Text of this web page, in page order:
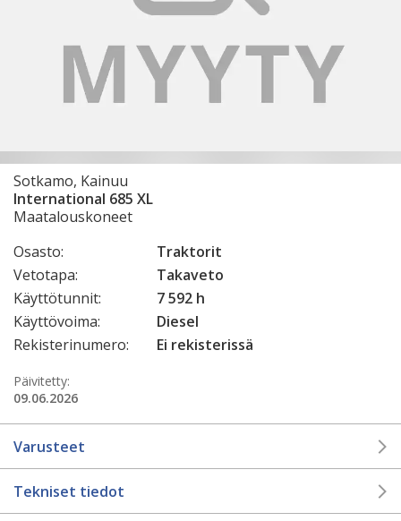
Sotkamo, Kainuu
International 685 XL
Maatalouskoneet
Osasto:
Traktorit
Vetotapa:
Takaveto
Käyttötunnit:
7 592 h
Käyttövoima:
Diesel
Rekisterinumero:
Ei rekisterissä
Päivitetty:
09.06.2026
Varusteet
Tekniset tiedot